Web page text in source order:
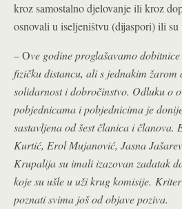
kroz samostalno djelovanje ili kroz
osnovali u iseljeništvu (dijaspori) ili
– Ove godine proglašavamo
fizičku distancu, ali s jednakim
solidarnost i dobročinstvo. Odluku o
pobjednicama i pobjednicima je
sastavljena od šest članica i članova.
Kurtić, Erol Mujanović, Jasna
Krupalija su imali izazovan zadatak
koje su ušle u uži krug komisije.
poznati svima još od objave poziva.